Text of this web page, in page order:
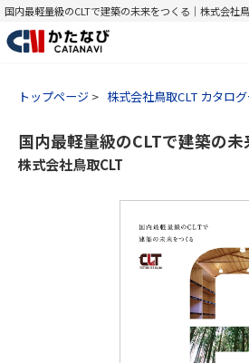
国内最軽量級のCLTで建築の未来をつくる｜株式会社
トップページ 株式会社鳥取CLT カタロ
国内最軽量級のCLTで建築の未
株式会社鳥取CLT